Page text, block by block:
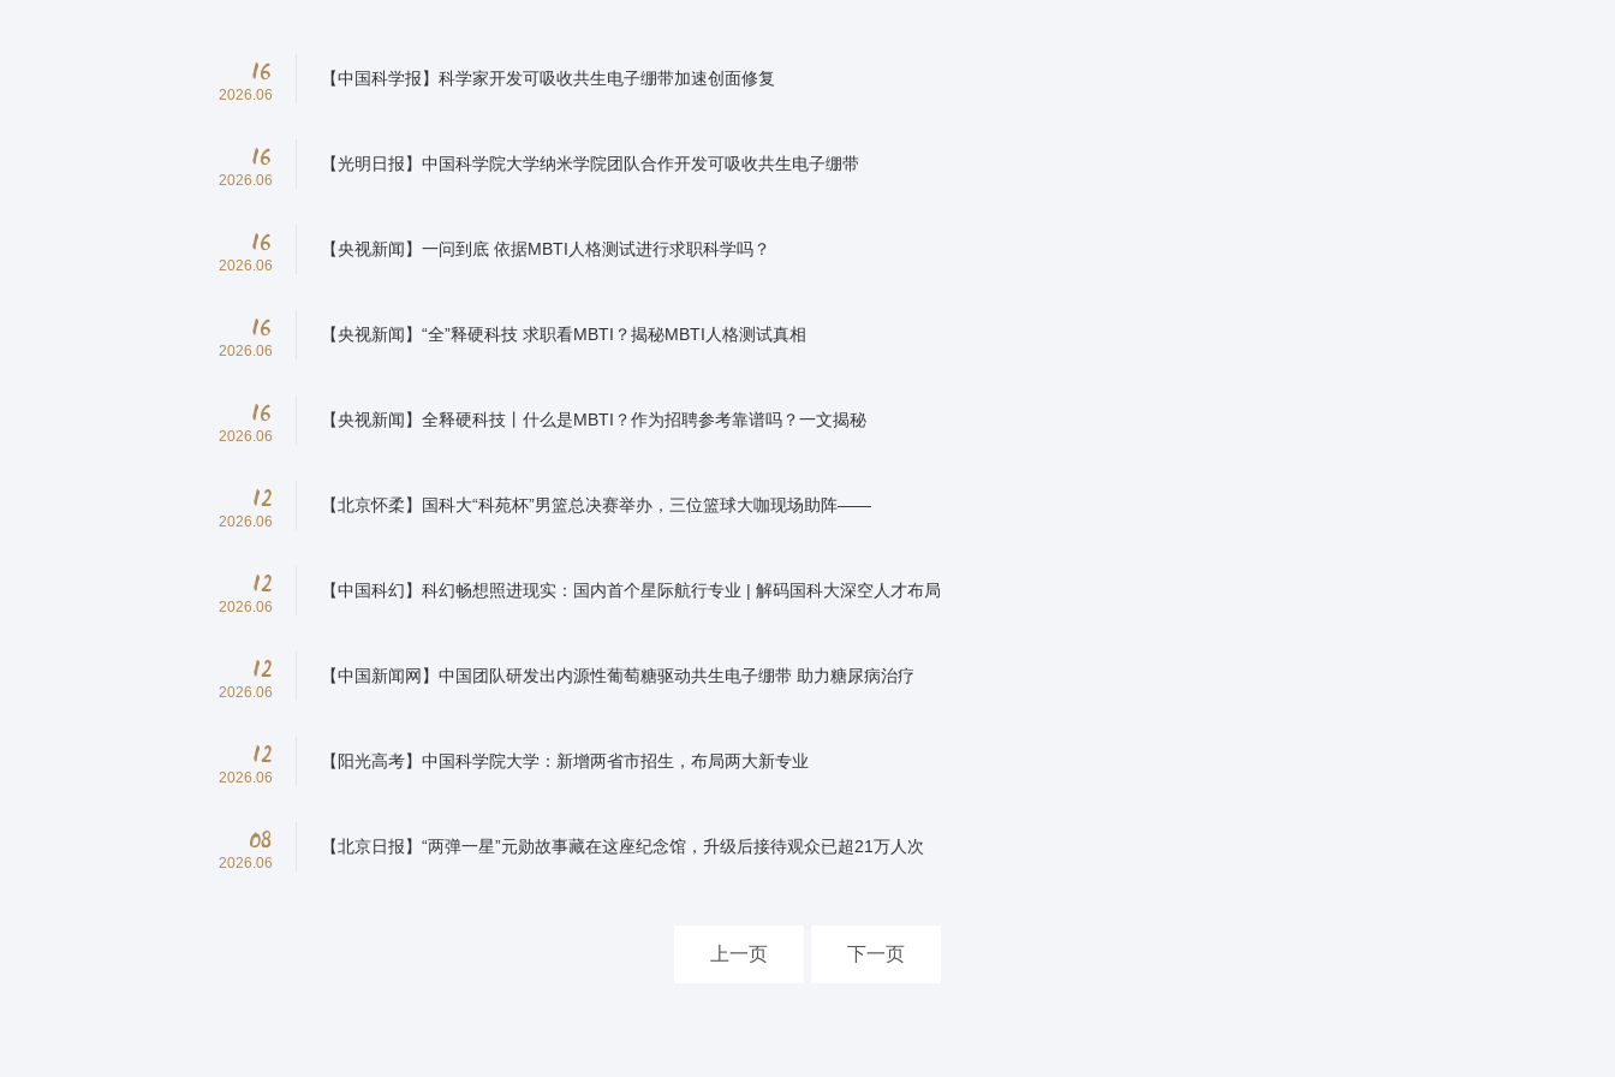
16
2026.06
【中国科学报】科学家开发可吸收共生电子绷带加速创面修复
16
2026.06
【光明日报】中国科学院大学纳米学院团队合作开发可吸收共生电子绷带
16
2026.06
【央视新闻】一问到底 依据MBTI人格测试进行求职科学吗？
16
2026.06
【央视新闻】“全”释硬科技 求职看MBTI？揭秘MBTI人格测试真相
16
2026.06
【央视新闻】全释硬科技丨什么是MBTI？作为招聘参考靠谱吗？一文揭秘
12
2026.06
【北京怀柔】国科大“科苑杯”男篮总决赛举办，三位篮球大咖现场助阵——
12
2026.06
【中国科幻】科幻畅想照进现实：国内首个星际航行专业 | 解码国科大深空人才布局
12
2026.06
【中国新闻网】中国团队研发出内源性葡萄糖驱动共生电子绷带 助力糖尿病治疗
12
2026.06
【阳光高考】中国科学院大学：新增两省市招生，布局两大新专业
08
2026.06
【北京日报】“两弹一星”元勋故事藏在这座纪念馆，升级后接待观众已超21万人次
上一页 下一页